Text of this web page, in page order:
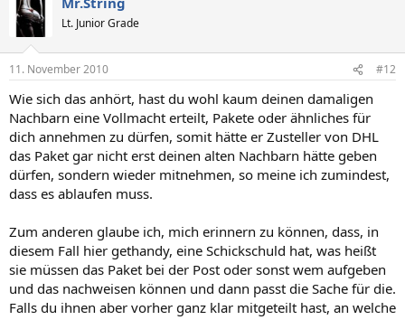
Lt. Junior Grade
11. November 2010 #12
Wie sich das anhört, hast du wohl kaum deinen damaligen
Nachbarn eine Vollmacht erteilt, Pakete oder ähnliches für
dich annehmen zu dürfen, somit hätte er Zusteller von DHL
das Paket gar nicht erst deinen alten Nachbarn hätte geben
dürfen, sondern wieder mitnehmen, so meine ich zumindest,
dass es ablaufen muss.
Zum anderen glaube ich, mich erinnern zu können, dass, in
diesem Fall hier gethandy, eine Schickschuld hat, was heißt
sie müssen das Paket bei der Post oder sonst wem aufgeben
und das nachweisen können und dann passt die Sache für die.
Falls du ihnen aber vorher ganz klar mitgeteilt hast, an welche